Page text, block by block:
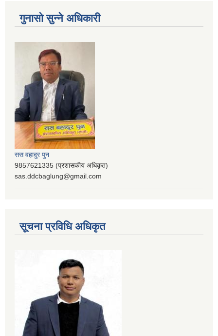
गुनासो सुन्ने अधिकारी
सस वहादुर पुन
9857621335 (प्रशासकीय अधिकृत)
sas.ddcbaglung@gmail.com
सूचना प्रविधि अधिकृत